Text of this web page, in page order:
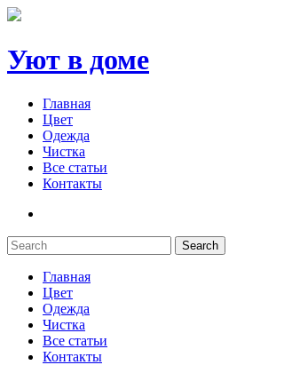
Уют в доме
Главная
Цвет
Одежда
Чистка
Все статьи
Контакты
Search
Главная
Цвет
Одежда
Чистка
Все статьи
Контакты